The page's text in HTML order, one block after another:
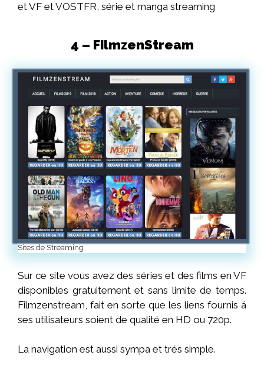
et VF et VOSTFR, série et manga streaming
4 – FilmzenStream
Sites de Streaming
Sur ce site vous avez des séries et des films en VF
disponibles gratuitement et sans limite de temps.
Filmzenstream, fait en sorte que les liens fournis á
ses utilisateurs soient de qualité en HD ou 720p.
La navigation est aussi sympa et trés simple.